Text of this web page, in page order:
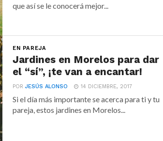
que así se le conocerá mejor...
EN PAREJA
Jardines en Morelos para dar
el “sí”, ¡te van a encantar!
PORJESÚS ALONSO 14 DICIEMBRE, 2017
Si el día más importante se acerca para ti y tu
pareja, estos jardines en Morelos...